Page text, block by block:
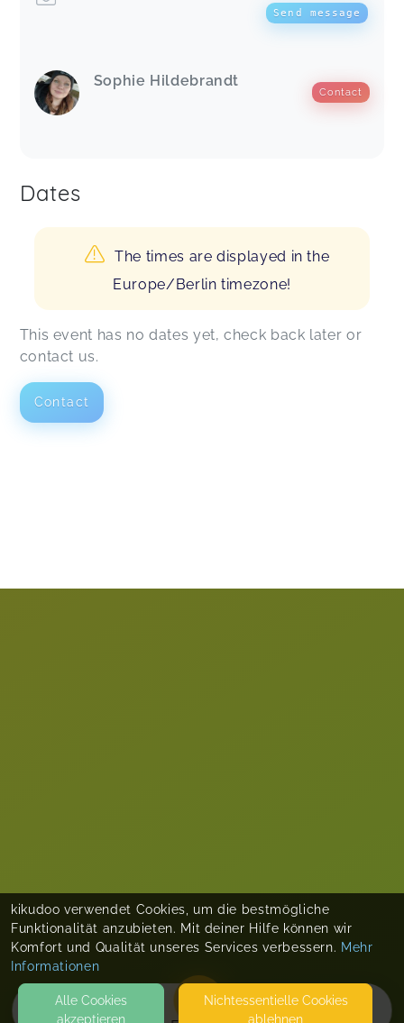
Send message
Sophie Hildebrandt
Contact
Dates
The times are displayed in the
Europe/Berlin timezone!
This event has no dates yet, check back later or
contact us.
Contact
kikudoo verwendet Cookies, um die bestmögliche
Funktionalität anzubieten. Mit deiner Hilfe können wir
Komfort und Qualität unseres Services verbessern. Mehr
Informationen
Alle Cookies
akzeptieren
Nicht­essentielle Cookies
ablehnen